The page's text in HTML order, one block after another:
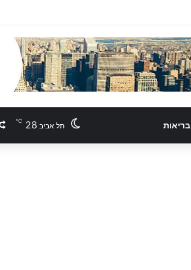
בריאות תל אביב 28
℃